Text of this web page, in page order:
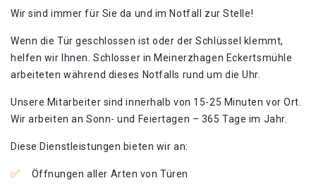
Wir sind immer für Sie da und im Notfall zur Stelle!
Wenn die Tür geschlossen ist oder der Schlüssel klemmt,
helfen wir Ihnen. Schlosser in Meinerzhagen Eckertsmühle
arbeiteten während dieses Notfalls rund um die Uhr.
Unsere Mitarbeiter sind innerhalb von 15-25 Minuten vor Ort.
Wir arbeiten an Sonn- und Feiertagen – 365 Tage im Jahr.
Diese Dienstleistungen bieten wir an:
Öffnungen aller Arten von Türen